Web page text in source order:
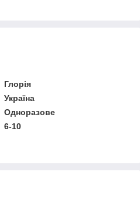
Глорія
Україна
Одноразове
6-10